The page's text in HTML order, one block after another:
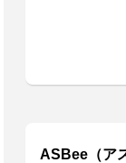
ASBee（ア